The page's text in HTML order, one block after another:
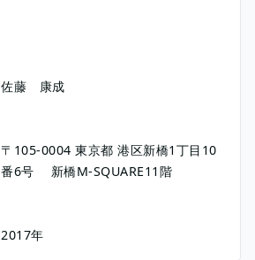
佐藤 康成
〒105-0004東京都港区新橋1丁目10
番6号 新橋M-SQUARE11階
2017年